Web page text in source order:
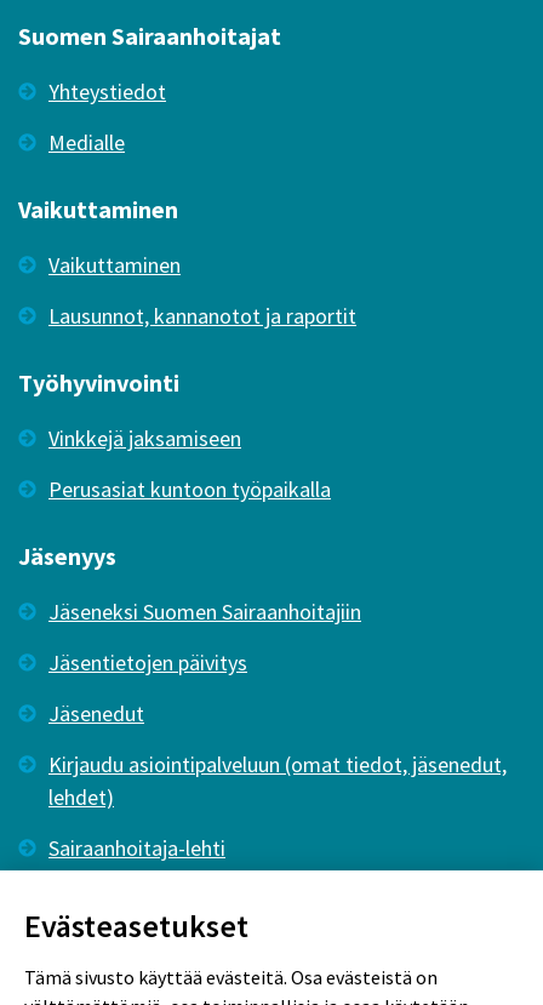
Suomen Sairaanhoitajat
Yhteystiedot
Medialle
Vaikuttaminen
Vaikuttaminen
Lausunnot, kannanotot ja raportit
Työhyvinvointi
Vinkkejä jaksamiseen
Perusasiat kuntoon työpaikalla
Jäsenyys
Jäseneksi Suomen Sairaanhoitajiin
Jäsentietojen päivitys
Jäsenedut
Kirjaudu asiointipalveluun (omat tiedot, jäsenedut,
lehdet)
Sairaanhoitaja-lehti
Evästeasetukset
Tämä sivusto käyttää evästeitä. Osa evästeistä on